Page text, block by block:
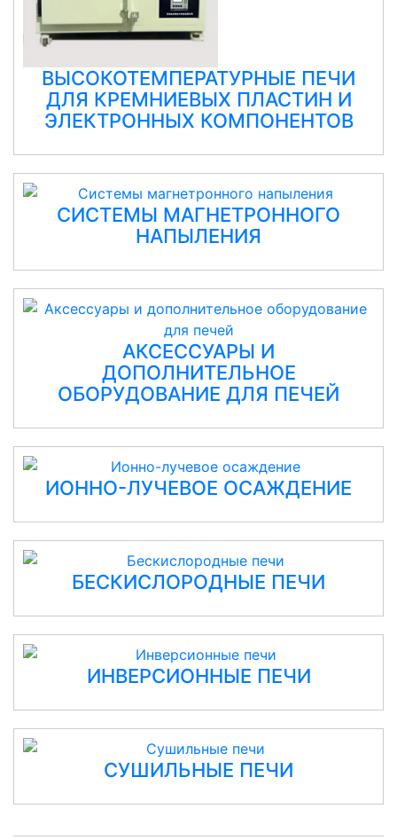
ВЫСОКОТЕМПЕРАТУРНЫЕ ПЕЧИ
ДЛЯ КРЕМНИЕВЫХ ПЛАСТИН И
ЭЛЕКТРОННЫХ КОМПОНЕНТОВ
СИСТЕМЫ МАГНЕТРОННОГО
НАПЫЛЕНИЯ
АКСЕССУАРЫ И
ДОПОЛНИТЕЛЬНОЕ
ОБОРУДОВАНИЕ ДЛЯ ПЕЧЕЙ
ИОННО-ЛУЧЕВОЕ ОСАЖДЕНИЕ
БЕСКИСЛОРОДНЫЕ ПЕЧИ
ИНВЕРСИОННЫЕ ПЕЧИ
СУШИЛЬНЫЕ ПЕЧИ